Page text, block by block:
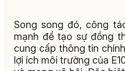
Song song đó, công
mạnh để tạo sự đồng
cung cấp thông tin
lợi ích môi trường của